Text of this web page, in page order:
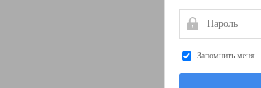
Пароль
Запомнить меня